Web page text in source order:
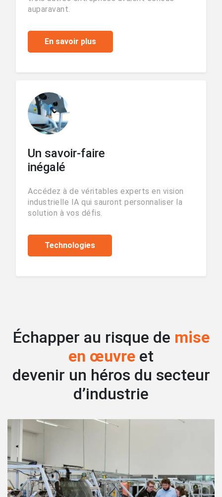
auparavant.
En savoir plus
Un savoir-faire
inégalé
Accédez à de véritables experts en vision
industrielle IA qui sauront personnaliser la
solution à vos défis.
Technologies
Échapper au risque de mise
en œuvre et
devenir un héros du secteur
d’industrie